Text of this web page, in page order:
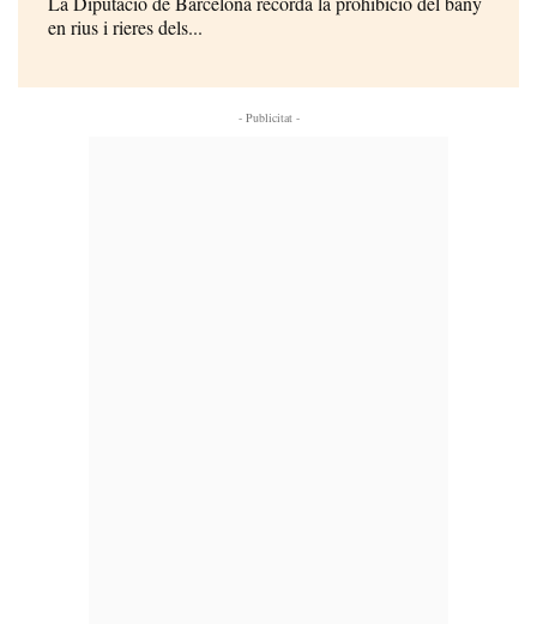
en rius i rieres dels...
- Publicitat -